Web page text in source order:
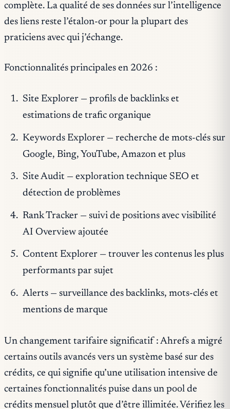
complète. La qualité de ses données sur l’intelligence
des liens reste l’étalon-or pour la plupart des
praticiens avec qui j’échange.
Fonctionnalités principales en 2026 :
Site Explorer — profils de backlinks et
estimations de trafic organique
Keywords Explorer — recherche de mots-clés sur
Google, Bing, YouTube, Amazon et plus
Site Audit — exploration technique SEO et
détection de problèmes
Rank Tracker — suivi de positions avec visibilité
AI Overview ajoutée
Content Explorer — trouver les contenus les plus
performants par sujet
Alerts — surveillance des backlinks, mots-clés et
mentions de marque
Un changement tarifaire significatif : Ahrefs a migré
certains outils avancés vers un système basé sur des
crédits, ce qui signifie qu’une utilisation intensive de
certaines fonctionnalités puise dans un pool de
crédits mensuel plutôt que d’être illimitée. Vérifiez les